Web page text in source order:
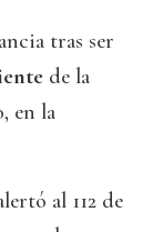
tras ser
de la
en la
al 112 de